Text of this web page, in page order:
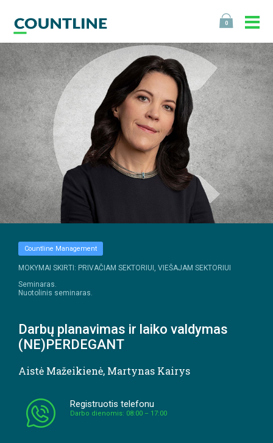
0
Countline Management
MOKYMAI SKIRTI: PRIVAČIAM SEKTORIUI, VIEŠAJAM SEKTORIUI
Seminaras.
Nuotolinis seminaras.
Darbų planavimas ir laiko valdymas
(NE)PERDEGANT
Aistė Mažeikienė, Martynas Kairys
Registruotis telefonu
Darbo dienomis: 08:00 – 17:00